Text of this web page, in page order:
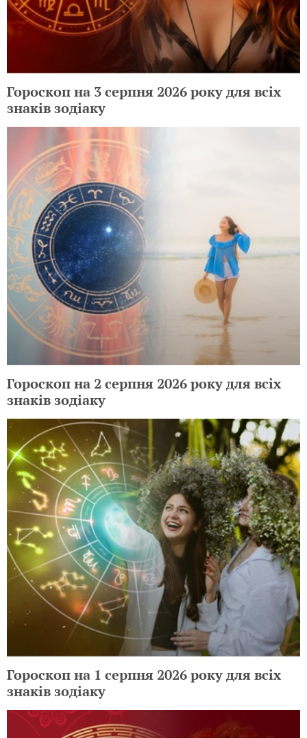
Гороскоп на 3 серпня 2026 року для всіх
знаків зодіаку
Гороскоп на 2 серпня 2026 року для всіх
знаків зодіаку
Гороскоп на 1 серпня 2026 року для всіх
знаків зодіаку